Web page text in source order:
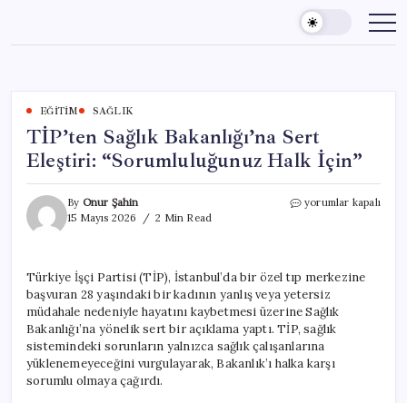
content
EĞITIM SAĞLIK
TİP’ten Sağlık Bakanlığı’na Sert
Eleştiri: “Sorumluluğunuz Halk İçin”
By Onur Şahin
15 Mayıs 2026
2 Min Read
TİP’ten
“Sorumluluğunuz
Halk
İçin”
için
yorumlar kapalı
Türkiye İşçi Partisi (TİP), İstanbul’da bir özel tıp merkezine
başvuran 28 yaşındaki bir kadının yanlış veya yetersiz
müdahale nedeniyle hayatını kaybetmesi üzerine Sağlık
Bakanlığı’na yönelik sert bir açıklama yaptı. TİP, sağlık
sistemindeki sorunların yalnızca sağlık çalışanlarına
yüklenemeyeceğini vurgulayarak, Bakanlık’ı halka karşı
sorumlu olmaya çağırdı.